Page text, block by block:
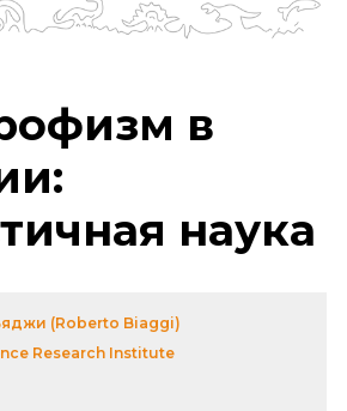
в
наука
(Roberto Biaggi)
Research Institute